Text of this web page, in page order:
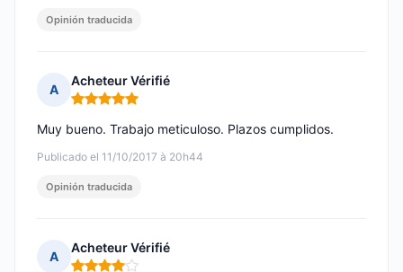
Opinión traducida
A
Acheteur Vérifié
Nota: 5 de 5
Publicado el 11/10/2017 à 20h44
Muy bueno. Trabajo meticuloso. Plazos cumplidos.
Opinión traducida
A
Acheteur Vérifié